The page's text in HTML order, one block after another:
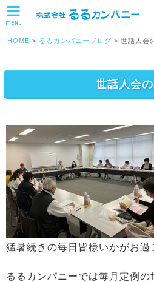
HOME > るるカンパニーブログ > 世話人会
世話人会
猛暑続きの毎日皆様いかがお過
るるカンパニーでは毎月定例の
MENU